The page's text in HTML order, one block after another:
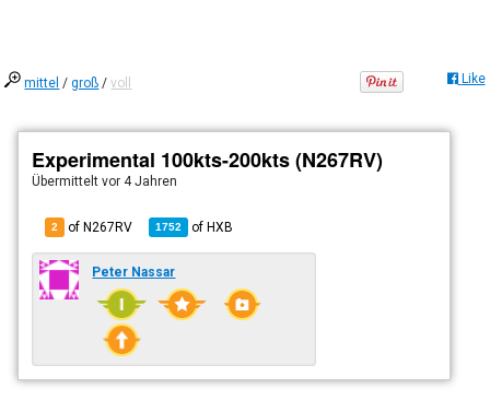
mittel /groß /voll Like
Experimental 100kts-200kts (N267RV)
Übermitteltvor 4 Jahren
2 of N267RV 1752 ofHXB
Peter Nassar